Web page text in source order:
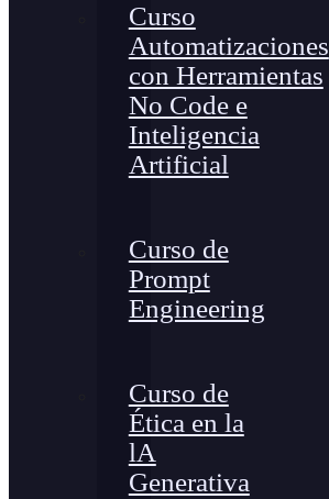
Curso
Automatizaciones
con Herramientas
No Code e
Inteligencia
Artificial
Curso de
Prompt
Engineering
Curso de
Ética en la
lA
Generativa